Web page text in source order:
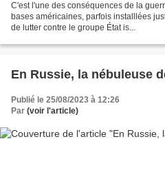
C'est l'une des conséquences de la
bases américaines, parfois installlées
de lutter contre le groupe État is...
En Russie, la nébuleuse
Publié le 25/08/2023 à 12:26
Par (voir l'article)